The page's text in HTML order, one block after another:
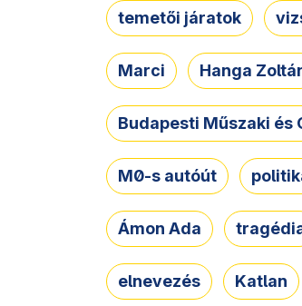
temetői járatok
Marci Hanga
Budapesti Műszaki és
M0-s autóút
Ámon Ada
elnevezés Katlan